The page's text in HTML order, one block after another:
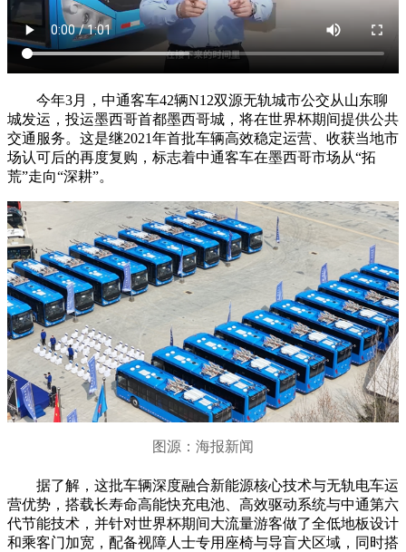
今年3月，中通客车42辆N12双源无轨城市公交从山东聊
城发运，投运墨西哥首都墨西哥城，将在世界杯期间提供公共
交通服务。这是继2021年首批车辆高效稳定运营、收获当地市
场认可后的再度复购，标志着中通客车在墨西哥市场从“拓
荒”走向“深耕”。
图源：海报新闻
据了解，这批车辆深度融合新能源核心技术与无轨电车运
营优势，搭载长寿命高能快充电池、高效驱动系统与中通第六
代节能技术，并针对世界杯期间大流量游客做了全低地板设计
和乘客门加宽，配备视障人士专用座椅与导盲犬区域，同时搭